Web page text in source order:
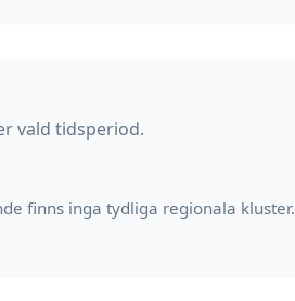
vald tidsperiod.
finns inga tydliga regionala kluster.